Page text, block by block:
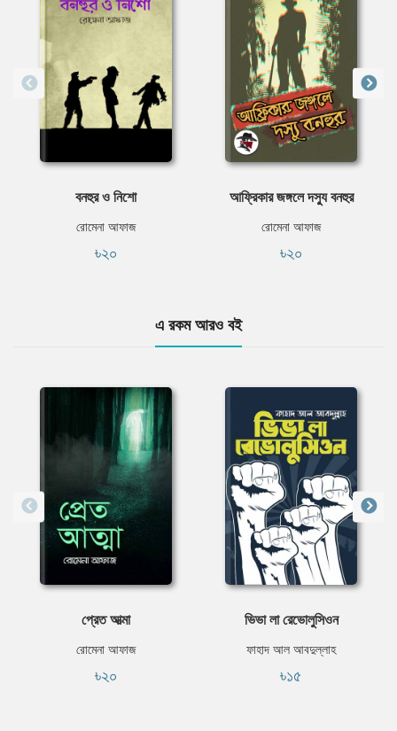
বনহুর ও নিশো
রোমেনা আফাজ
৳২০
আফ্রিকার জঙ্গলে দস্যু বনহুর
রোমেনা আফাজ
৳২০
এ রকম আরও বই
প্রেত আত্মা
রোমেনা আফাজ
৳২০
ভিভা লা রেভোলুসিওন
ফাহাদ আল আবদুল্লাহ
৳১৫